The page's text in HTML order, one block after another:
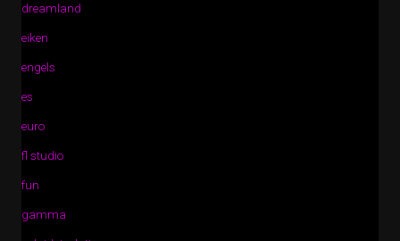
dreamland
eiken
engels
es
euro
fl studio
fun
gamma